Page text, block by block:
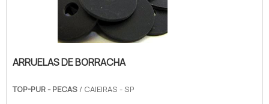
ARRUELAS DE BORRACHA
TOP-PUR - PECAS / CAIEIRAS - SP